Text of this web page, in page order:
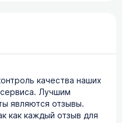
качества наших
Лучшим
являются отзывы.
как каждый отзыв для